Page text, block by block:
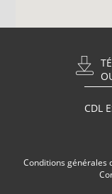
CDL
Conditions générales